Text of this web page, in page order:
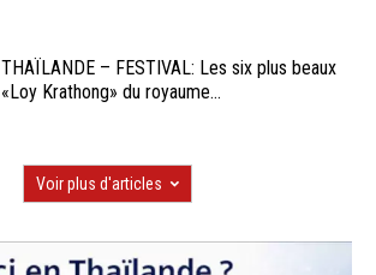
THAÏLANDE – FESTIVAL: Les six plus beaux
«Loy Krathong» du royaume...
Voir plus d'articles